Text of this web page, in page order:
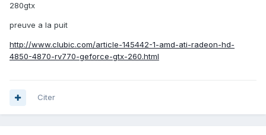
280gtx
preuve a la puit
http://www.clubic.com/article-145442-1-amd-ati-radeon-hd-
4850-4870-rv770-geforce-gtx-260.html
Citer